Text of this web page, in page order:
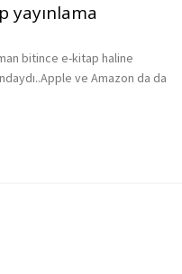
yayınlama
bitince e-kitap haline
ve Amazon da da